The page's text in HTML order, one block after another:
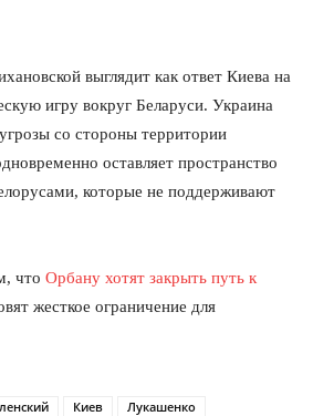
КавПолит
СЕЙЧАС
выглядит как ответ Киева на
игру вокруг Беларуси. Украина
со стороны территории
оставляет пространство
которые не поддерживают
что Орбану хотят закрыть путь к
жесткое ограничение для
Киев
Лукашенко